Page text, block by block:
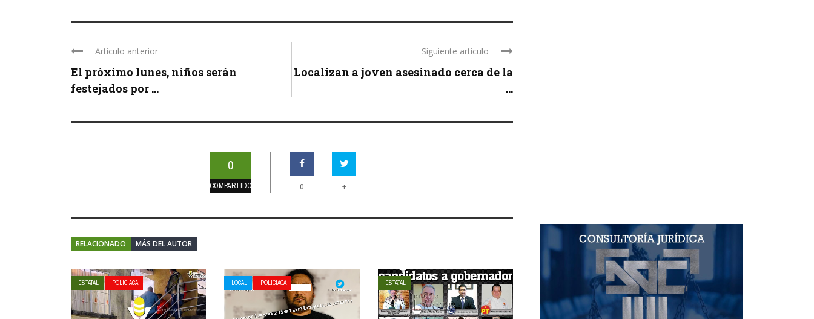
Artículo anterior
El próximo lunes, niños serán
festejados por ...
Siguiente artículo
Localizan a joven asesinado cerca de la
...
0
COMPARTIDOS 0 +
RELACIONADO MÁS DEL AUTOR
ESTATAL POLICIACA LOCAL POLICIACA ESTATAL